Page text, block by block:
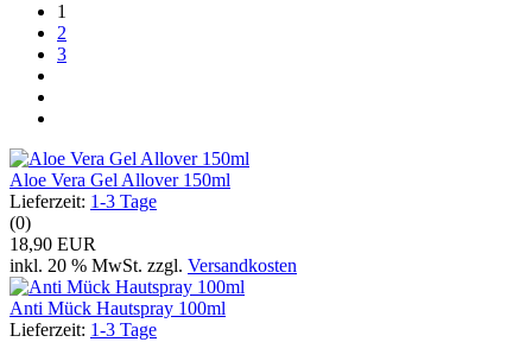
1
2
3
Aloe Vera Gel Allover 150ml
Lieferzeit: 1-3 Tage
(0)
18,90 EUR
inkl. 20 % MwSt. zzgl. Versandkosten
Anti Mück Hautspray 100ml
Lieferzeit: 1-3 Tage